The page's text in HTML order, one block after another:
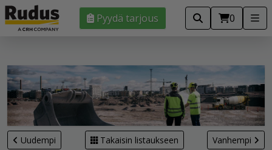
Pyydä tarjous 0
Uudempi Takaisin listaukseen Vanhempi